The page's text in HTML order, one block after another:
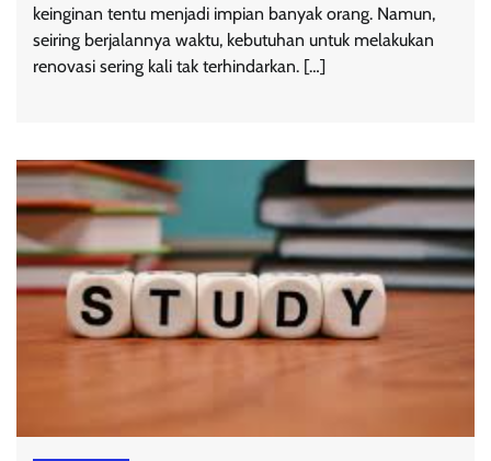
keinginan tentu menjadi impian banyak orang. Namun,
seiring berjalannya waktu, kebutuhan untuk melakukan
renovasi sering kali tak terhindarkan. […]